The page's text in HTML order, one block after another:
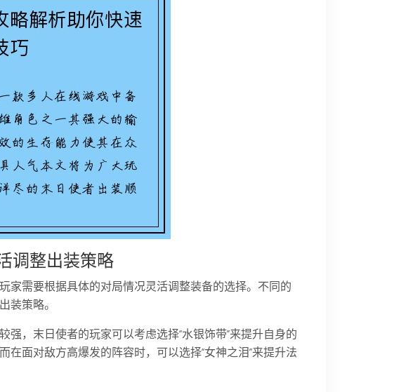
调整出装策略
家需要根据具体的对局情况灵活调整装备的选择。不同的
装策略。
强，末日使者的玩家可以考虑选择“水银饰带”来提升自身的
在面对敌方高爆发的阵容时，可以选择“女神之泪”来提升法